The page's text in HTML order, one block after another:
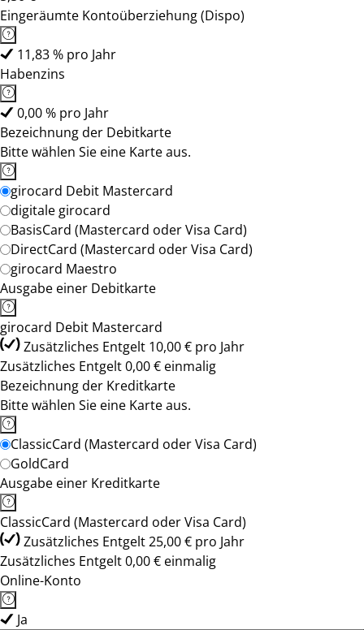
Eingeräumte Kontoüberziehung (Dispo)
11,83 % pro Jahr
Habenzins
0,00 % pro Jahr
Bezeichnung der Debitkarte
Bitte wählen Sie eine Karte aus.
girocard Debit Mastercard
digitale girocard
BasisCard (Mastercard oder Visa Card)
DirectCard (Mastercard oder Visa Card)
girocard Maestro
Ausgabe einer Debitkarte
girocard Debit Mastercard
Zusätzliches Entgelt 10,00 € pro Jahr
Zusätzliches Entgelt 0,00 € einmalig
Bezeichnung der Kreditkarte
Bitte wählen Sie eine Karte aus.
ClassicCard (Mastercard oder Visa Card)
GoldCard
Ausgabe einer Kreditkarte
ClassicCard (Mastercard oder Visa Card)
Zusätzliches Entgelt 25,00 € pro Jahr
Zusätzliches Entgelt 0,00 € einmalig
Online-Konto
Ja